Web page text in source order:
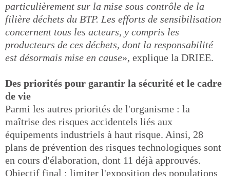
particulièrement sur la mise sous contrôle de la
filière déchets du BTP. Les efforts de sensibilisation
concernent tous les acteurs, y compris les
producteurs de ces déchets, dont la responsabilité
est désormais mise en cause», explique la DRIEE.
Des priorités pour garantir la sécurité et le cadre
de vie
Parmi les autres priorités de l'organisme : la
maîtrise des risques accidentels liés aux
équipements industriels à haut risque. Ainsi, 28
plans de prévention des risques technologiques sont
en cours d'élaboration, dont 11 déjà approuvés.
Objectif final : limiter l'exposition des populations